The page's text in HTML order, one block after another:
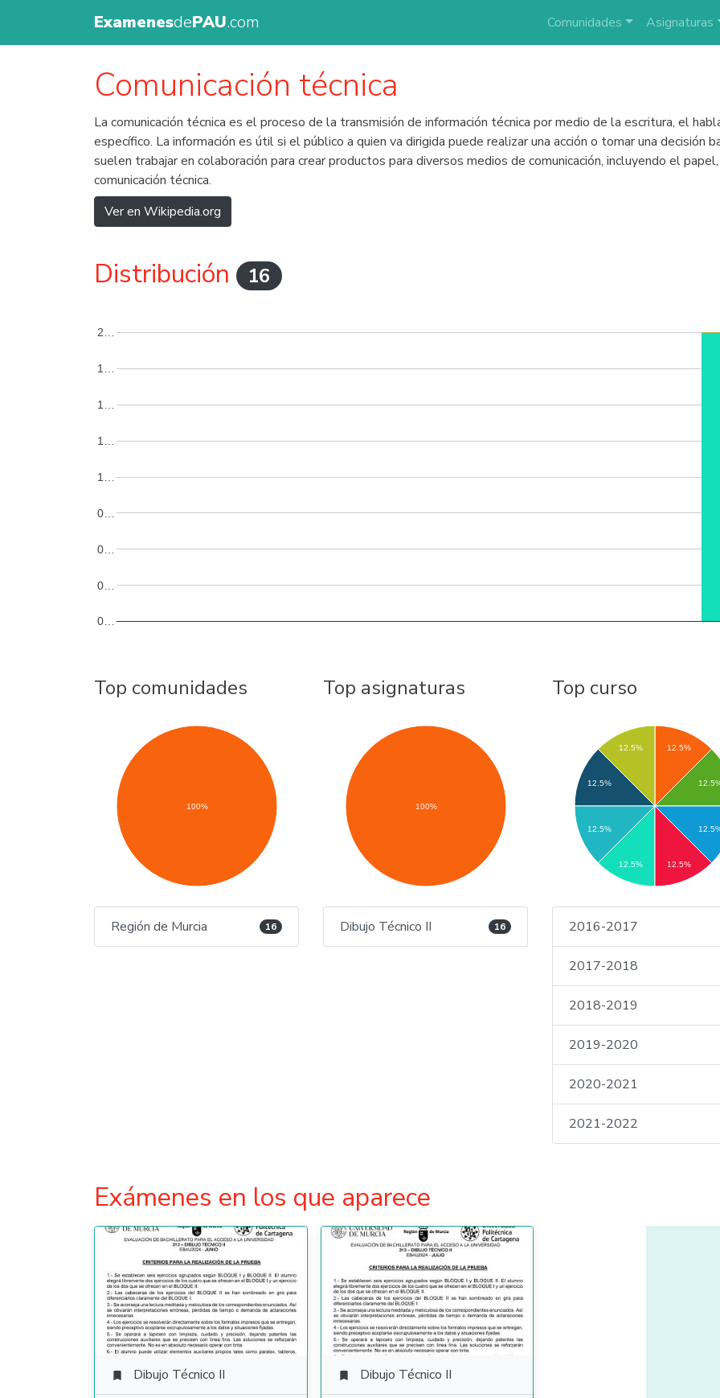
ExamenesdePAU.com Comunidades Asignaturas
Comunicación técnica
La comunicación técnica es el proceso de la transmisión de información técnica por medio de la escritura, el
específico. La información es útil si el público a quien va dirigida puede realizar una acción o tomar una decisión
suelen trabajar en colaboración para crear productos para diversos medios de comunicación, incluyendo el
comunicación técnica.
Ver en Wikipedia.org
Distribución 16
0…
0…
0…
0…
1…
1…
1…
1…
2…
Top comunidades
100%
Región de Murcia 16
Top asignaturas
100%
Dibujo Técnico II 16
Top curso
12.5%
12.5%
12.5%
12.5%
12.5% 12.5%
2016-2017
2017-2018
2018-2019
2019-2020
2020-2021
2021-2022
Exámenes en los que aparece
 Dibujo Técnico II  Dibujo Técnico II